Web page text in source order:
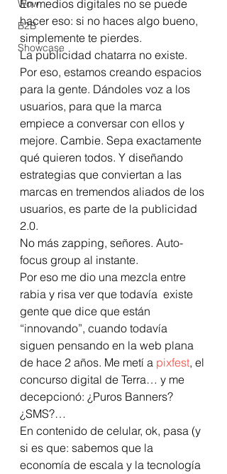
Wow
B2B
Showcase
En medios digitales no se puede
hacer eso: si no haces algo bueno,
simplemente te pierdes.
La publicidad chatarra no existe.
Por eso, estamos creando espacios
para la gente. Dándoles voz a los
usuarios, para que la marca
empiece a conversar con ellos y
mejore. Cambie. Sepa exactamente
qué quieren todos. Y diseñando
estrategias que conviertan a las
marcas en tremendos aliados de los
usuarios, es parte de la publicidad
2.0.
No más zapping, señores. Auto-
focus group al instante.
Por eso me dio una mezcla entre
rabia y risa ver que todavía  existe
gente que dice que están
“innovando”, cuando todavía
siguen pensando en la web plana
de hace 2 años. Me metí a pixfest, el
concurso digital de Terra… y me
decepcionó: ¿Puros Banners?
¿SMS?…
En contenido de celular, ok, pasa (y
si es que: sabemos que la
economía de escala y la tecnología